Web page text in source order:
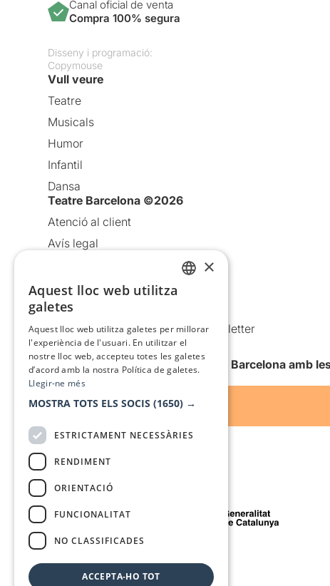
Canal oficial de venta
Compra 100% segura
Disseny i programació:
Copymouse
Vull veure
Teatre
Musicals
Humor
Infantil
Dansa
Teatre Barcelona ©2026
Atenció al client
Avís legal
Política de cookies
Condicions d’ús
Comunicacions comercials i Newsletter
Anuncia’t
Vull rebre la newsletter de Teatre Barcelona amb
Amb el suport de
×
Aquest lloc web utilitza
galetes
Aquest lloc web utilitza galetes per millorar
l'experiència de l'usuari. En utilitzar el
nostre lloc web, accepteu totes les galetes
d’acord amb la nostra Política de galetes.
Llegir-ne més
MOSTRA TOTS ELS SOCIS (1650) →
ESTRICTAMENT NECESSÀRIES
RENDIMENT
ORIENTACIÓ
FUNCIONALITAT
NO CLASSIFICADES
ACCEPTA-HO TOT